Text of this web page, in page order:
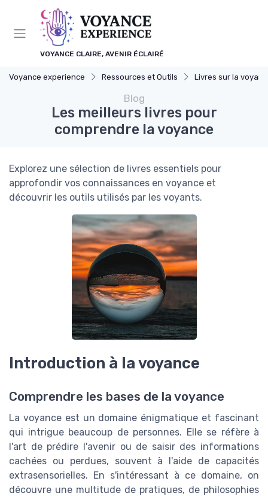
VOYANCE CLAIRE, AVENIR ÉCLAIRÉ
Voyance experience Ressources et Outils Livres sur la
Blog
Les meilleurs livres pour
comprendre la voyance
Explorez une sélection de livres essentiels pour
approfondir vos connaissances en voyance et
découvrir les outils utilisés par les voyants.
Introduction à la voyance
Comprendre les bases de la voyance
La voyance est un domaine énigmatique et fascinant
qui intrigue beaucoup de personnes. Elle se réfère à
l'art de prédire l'avenir ou de saisir des informations
cachées ou perdues, souvent à l'aide de capacités
extrasensorielles. En s'intéressant à ce domaine, on
découvre une multitude de pratiques, de philosophies
Panneau de gestion des cookies